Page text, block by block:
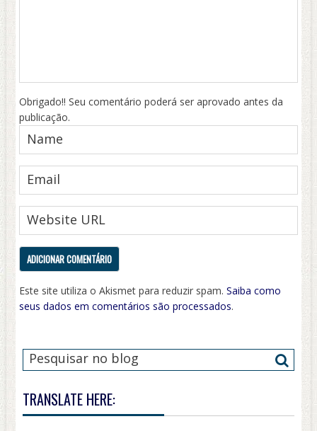
Obrigado!! Seu comentário poderá ser aprovado antes da
publicação.
Este site utiliza o Akismet para reduzir spam.Saiba como
seus dados em comentários são processados.
TRANSLATE HERE: